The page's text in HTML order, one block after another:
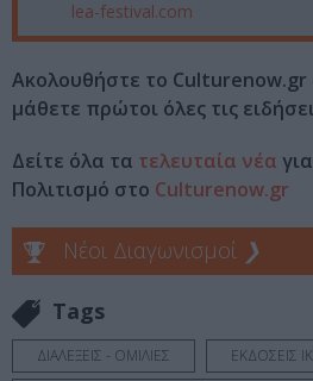
lea-festival.com
Ακολουθήστε το Culturenow.gr
μάθετε πρώτοι όλες τις
Δείτε όλα τα τελευταία νέα
Πολιτισμό στο Culturenow.gr
Νέοι Διαγωνισμοί ❯
Tags
ΔΙΑΛΕΞΕΙΣ - ΟΜΙΛΙΕΣ
ΕΚΔΟΣΕΙΣ